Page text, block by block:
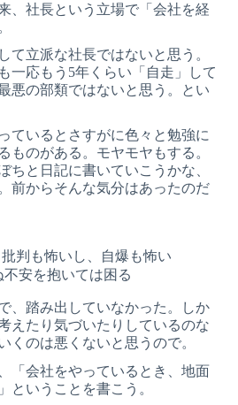
、社長という立場で「会社を経
て立派な社長ではないと思う。
一応もう5年くらい「自走」して
悪の部類ではないと思う。とい
ているとさすがに色々と勉強に
ものがある。モヤモヤもする。
ちと日記に書いていこうかな、
前からそんな気分はあったのだ
判も怖いし、自爆も怖い
安を抱いては困る
、踏み出していなかった。しか
えたり気づいたりしているのな
くのは悪くないと思うので。
「会社をやっているとき、地面
ということを書こう。